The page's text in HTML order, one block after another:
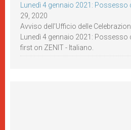
Lunedì 4 gennaio 2021: Possesso
29, 2020
Avviso dell’Ufficio delle
Lunedì 4 gennaio 2021: Possesso
first on ZENIT - Italiano.